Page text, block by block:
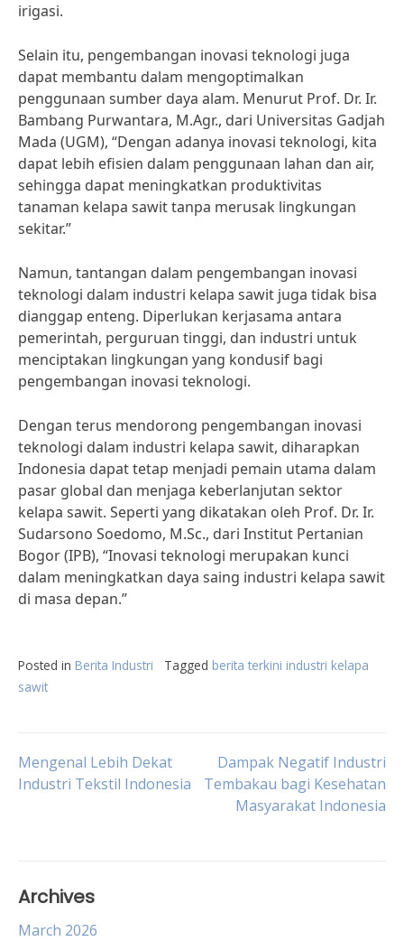
irigasi.
Selain itu, pengembangan inovasi teknologi juga
dapat membantu dalam mengoptimalkan
penggunaan sumber daya alam. Menurut Prof. Dr. Ir.
Bambang Purwantara, M.Agr., dari Universitas Gadjah
Mada (UGM), “Dengan adanya inovasi teknologi, kita
dapat lebih efisien dalam penggunaan lahan dan air,
sehingga dapat meningkatkan produktivitas
tanaman kelapa sawit tanpa merusak lingkungan
sekitar.”
Namun, tantangan dalam pengembangan inovasi
teknologi dalam industri kelapa sawit juga tidak bisa
dianggap enteng. Diperlukan kerjasama antara
pemerintah, perguruan tinggi, dan industri untuk
menciptakan lingkungan yang kondusif bagi
pengembangan inovasi teknologi.
Dengan terus mendorong pengembangan inovasi
teknologi dalam industri kelapa sawit, diharapkan
Indonesia dapat tetap menjadi pemain utama dalam
pasar global dan menjaga keberlanjutan sektor
kelapa sawit. Seperti yang dikatakan oleh Prof. Dr. Ir.
Sudarsono Soedomo, M.Sc., dari Institut Pertanian
Bogor (IPB), “Inovasi teknologi merupakan kunci
dalam meningkatkan daya saing industri kelapa sawit
di masa depan.”
Posted in Berita Industri Tagged berita terkini industri kelapa
sawit
Post
Mengenal Lebih Dekat
Industri Tekstil Indonesia
Dampak Negatif Industri
Tembakau bagi Kesehatan
Masyarakat Indonesia
Archives
March 2026